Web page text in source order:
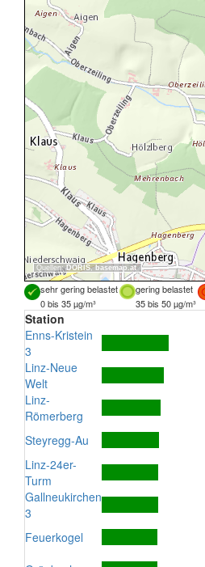
Quellen: DORIS,basemap.at
sehr gering belastet gering belastet
0 bis 35 µg/m³
35 bis 50 µg/m³
Station
Enns-Kristein
3
Linz-Neue
Welt
Linz-
Römerberg
Steyregg-Au
Linz-24er-
Turm
Gallneukirchen
3
Feuerkogel